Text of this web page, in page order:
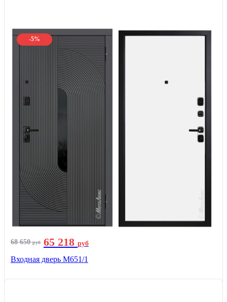
-5%
68 650руб 65 218 руб
Входная дверь М651/1